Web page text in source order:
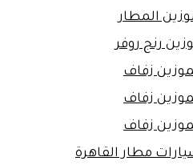
المطار
رنج روفر
زفاف
زفاف
زفاف
مطار القاهرة